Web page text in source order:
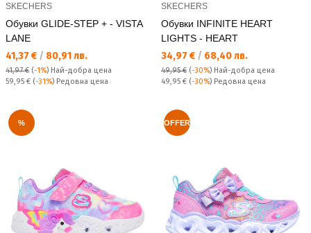
SKECHERS
Обувки GLIDE-STEP + - VISTA
LANE
Текуща цена:
41,37 € / 80,91 лв.
41,97 € (-1%) Най-добра цена
Редовна цена:
59,95 € (-31%) Редовна цена
SKECHERS
Обувки INFINITE HEART
LIGHTS - HEART
Текуща цена:
34,97 € / 68,40 лв.
49,95 € (-30%) Най-добра цена
Редовна цена:
49,95 € (-30%) Редовна цена
% OFFER